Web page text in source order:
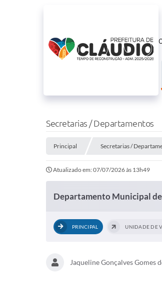
Secretarias / Departamentos
Principal Secretarias /
Atualizado em: 07/07/2026 às 13h49
Departamento Municipal
PRINCIPAL
Jaqueline Gonçalves Gomes